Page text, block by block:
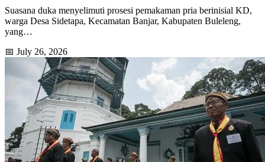
Suasana duka menyelimuti prosesi pemakaman pria berinisial KD,
warga Desa Sidetapa, Kecamatan Banjar, Kabupaten Buleleng,
yang…
📅 July 26, 2026